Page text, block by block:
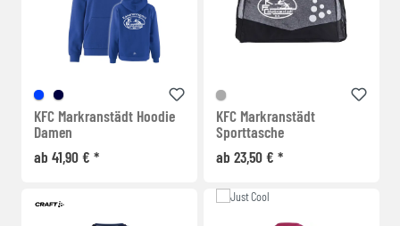
KFC Markranstädt Hoodie
Damen
ab 41,90 € *
KFC Markranstädt
Sporttasche
ab 23,50 € *